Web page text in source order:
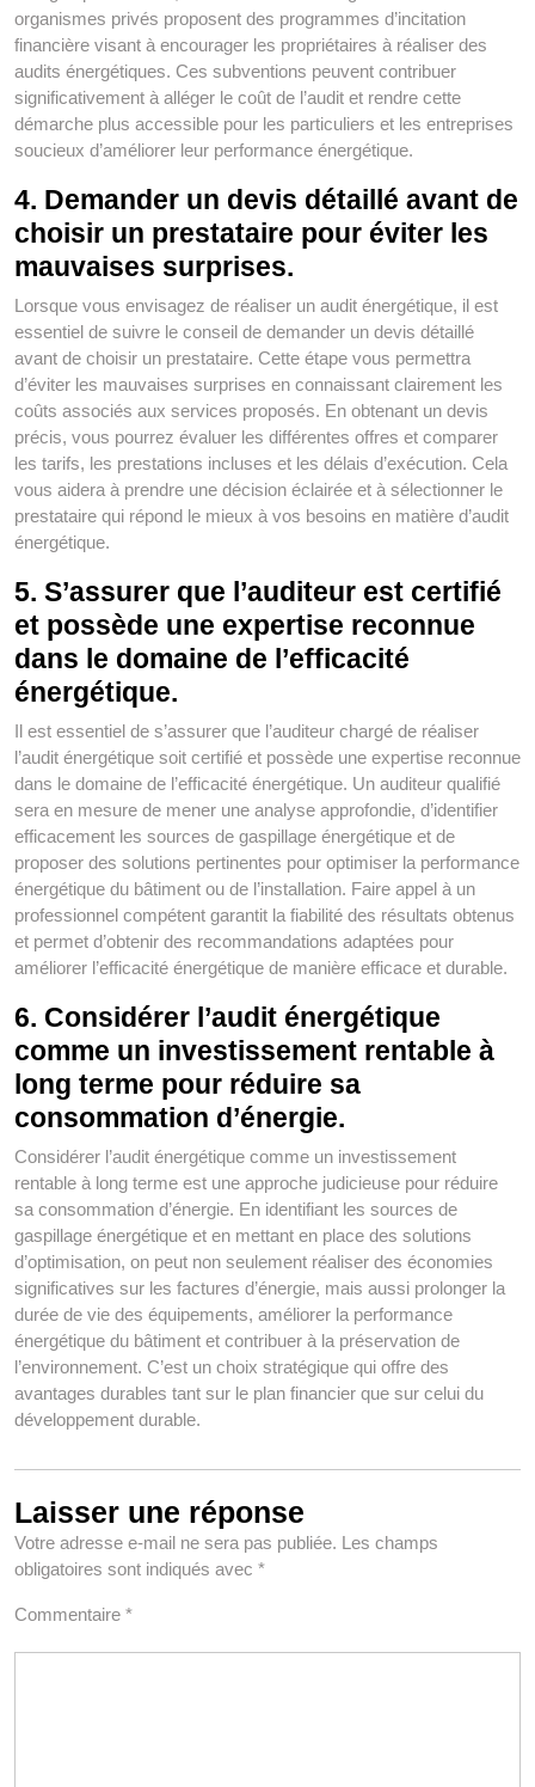
organismes privés proposent des programmes d’incitation
financière visant à encourager les propriétaires à réaliser des
audits énergétiques. Ces subventions peuvent contribuer
significativement à alléger le coût de l’audit et rendre cette
démarche plus accessible pour les particuliers et les entreprises
soucieux d’améliorer leur performance énergétique.
4. Demander un devis détaillé avant de
choisir un prestataire pour éviter les
mauvaises surprises.
Lorsque vous envisagez de réaliser un audit énergétique, il est
essentiel de suivre le conseil de demander un devis détaillé
avant de choisir un prestataire. Cette étape vous permettra
d’éviter les mauvaises surprises en connaissant clairement les
coûts associés aux services proposés. En obtenant un devis
précis, vous pourrez évaluer les différentes offres et comparer
les tarifs, les prestations incluses et les délais d’exécution. Cela
vous aidera à prendre une décision éclairée et à sélectionner le
prestataire qui répond le mieux à vos besoins en matière d’audit
énergétique.
5. S’assurer que l’auditeur est certifié
et possède une expertise reconnue
dans le domaine de l’efficacité
énergétique.
Il est essentiel de s’assurer que l’auditeur chargé de réaliser
l’audit énergétique soit certifié et possède une expertise reconnue
dans le domaine de l’efficacité énergétique. Un auditeur qualifié
sera en mesure de mener une analyse approfondie, d’identifier
efficacement les sources de gaspillage énergétique et de
proposer des solutions pertinentes pour optimiser la performance
énergétique du bâtiment ou de l’installation. Faire appel à un
professionnel compétent garantit la fiabilité des résultats obtenus
et permet d’obtenir des recommandations adaptées pour
améliorer l’efficacité énergétique de manière efficace et durable.
6. Considérer l’audit énergétique
comme un investissement rentable à
long terme pour réduire sa
consommation d’énergie.
Considérer l’audit énergétique comme un investissement
rentable à long terme est une approche judicieuse pour réduire
sa consommation d’énergie. En identifiant les sources de
gaspillage énergétique et en mettant en place des solutions
d’optimisation, on peut non seulement réaliser des économies
significatives sur les factures d’énergie, mais aussi prolonger la
durée de vie des équipements, améliorer la performance
énergétique du bâtiment et contribuer à la préservation de
l’environnement. C’est un choix stratégique qui offre des
avantages durables tant sur le plan financier que sur celui du
développement durable.
Laisser une réponse
Votre adresse e-mail ne sera pas publiée. Les champs
obligatoires sont indiqués avec *
Commentaire *